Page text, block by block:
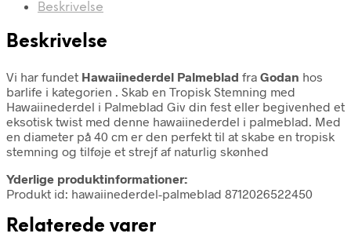
Beskrivelse
Beskrivelse
Vi har fundet Hawaiinederdel Palmeblad fra Godan hos
barlife i kategorien . Skab en Tropisk Stemning med
Hawaiinederdel i Palmeblad Giv din fest eller begivenhed et
eksotisk twist med denne hawaiinederdel i palmeblad. Med
en diameter på 40 cm er den perfekt til at skabe en tropisk
stemning og tilføje et strejf af naturlig skønhed
Yderlige produktinformationer:
Produkt id: hawaiinederdel-palmeblad 8712026522450
Relaterede varer